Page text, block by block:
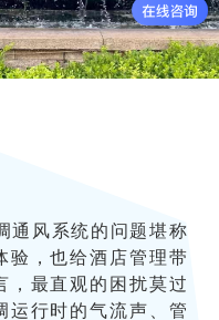
通风系统的问题堪称
验，也给酒店管理带
，最直观的困扰莫过
行时的气流声、管